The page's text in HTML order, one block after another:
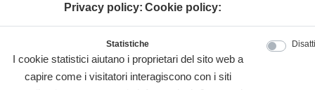
Privacy policy: Cookie policy:
Statistiche
I cookie statistici aiutano i proprietari del sito web a
capire come i visitatori interagiscono con i siti